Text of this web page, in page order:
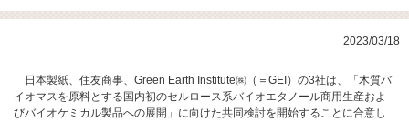
2023/03/18
日本製紙、住友商事、Green Earth Institute㈱（＝GEI）の3社は、「木質バ
イオマスを原料とする国内初のセルロース系バイオエタノール商用生産およ
びバイオケミカル製品への展開」に向けた共同検討を開始することに合意し